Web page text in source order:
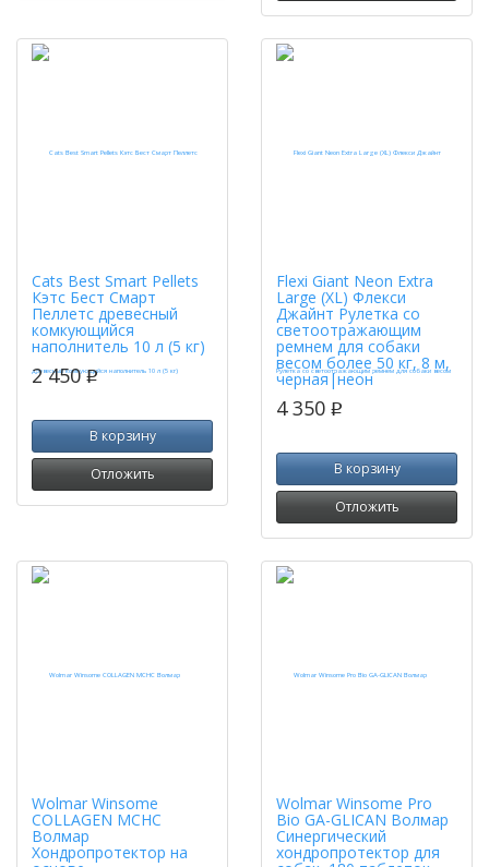
Cats Best Smart Pellets
Кэтс Бест Смарт
Пеллетс древесный
комкующийся
наполнитель 10 л (5 кг)
2 450p
В корзину
Отложить
Flexi Giant Neon Extra
Large (XL) Флекси
Джайнт Рулетка со
светоотражающим
ремнем для собаки
весом более 50 кг, 8 м,
черная|неон
4 350 p
В корзину
Отложить
Wolmar Winsome
COLLAGEN MCHC
Волмар
Хондропротектор на
Wolmar Winsome Pro
Bio GA-GLICAN Волмар
Синергический
хондропротектор для